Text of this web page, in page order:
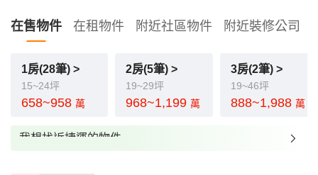
在售物件 在租物件 附近社區物件 附近裝修公司
1房(28筆) >
15~24坪
658~958 萬
2房(5筆) >
19~29坪
968~1,199萬
3房(2筆) >
19~46坪
888~1,988 萬
我想找近捷運的物件